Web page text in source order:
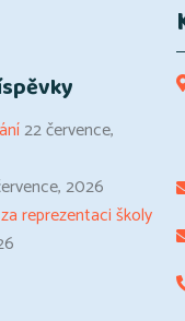
22 července,
2026
reprezentaci školy